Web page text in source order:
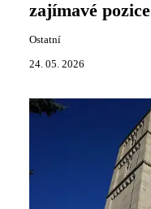
zajímavé pozice
Ostatní
24. 05. 2026